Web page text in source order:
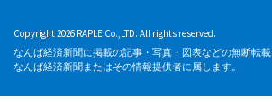
Copyright 2026 RAPLE Co.,LTD. All rights reserved.
なんば経済新聞に掲載の記事・写真・図表などの無断転
なんば経済新聞またはその情報提供者に属します。